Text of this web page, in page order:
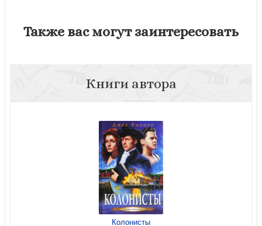
Также вас могут заинтересовать
Книги автора
Колонисты